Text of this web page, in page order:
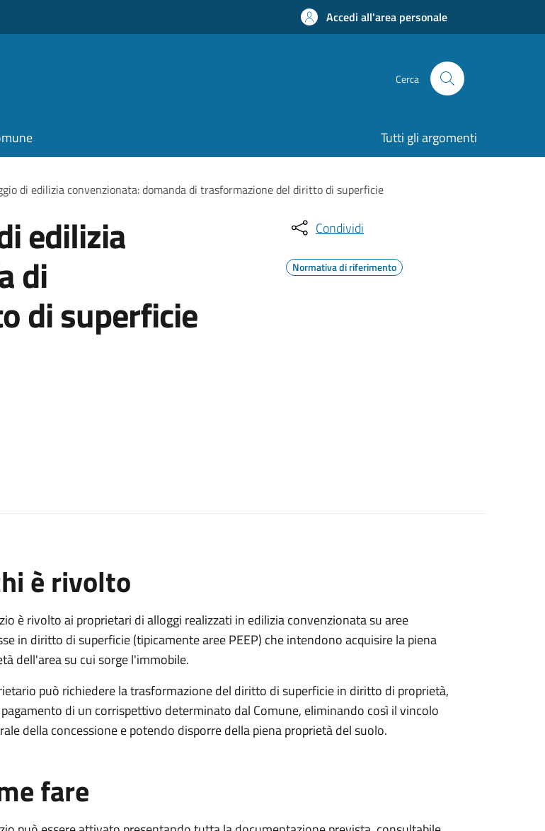
Accedi all'area personale
Cerca
Tutti gli argomenti
di edilizia convenzionata: domanda di trasformazione del diritto di superficie
edilizia
di
di superficie
Condividi
Normativa di riferimento
è rivolto
è rivolto ai proprietari di alloggi realizzati in edilizia convenzionata su aree
in diritto di superficie (tipicamente aree PEEP) che intendono acquisire la piena
dell'area su cui sorge l'immobile.
può richiedere la trasformazione del diritto di superficie in diritto di proprietà,
di un corrispettivo determinato dal Comune, eliminando così il vincolo
della concessione e potendo disporre della piena proprietà del suolo.
fare